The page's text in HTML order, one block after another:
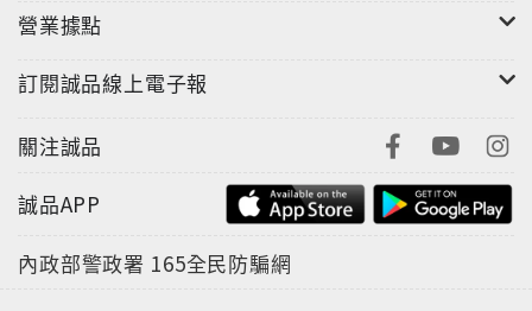
營業據點
訂閱誠品線上電子報
關注誠品
誠品APP
內政部警政署 165全民防騙網